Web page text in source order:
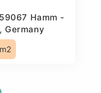
Hamm -
Germany